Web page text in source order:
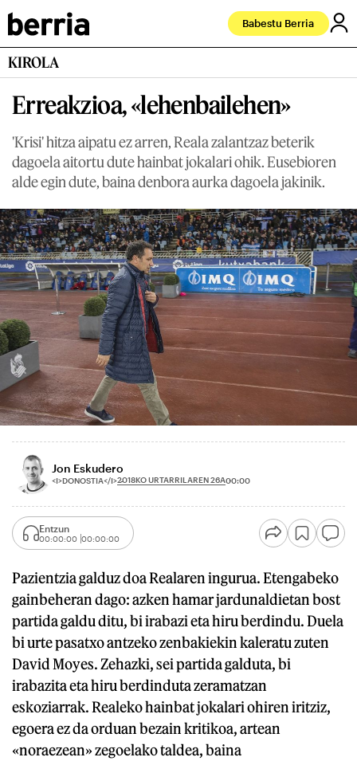
Babestu Berria
KIROLA
Erreakzioa, «lehenbailehen»
'Krisi' hitza aipatu ez arren, Reala zalantzaz beterik
dagoela aitortu dute hainbat jokalari ohik. Eusebioren
alde egin dute, baina denbora aurka dagoela jakinik.
Jon Eskudero
<I>DONOSTIA</I>2018KO URTARRILAREN 26A00:00
Entzun
00:00:00 00:00:00
Pazientzia galduz doa Realaren ingurua. Etengabeko
gainbeheran dago: azken hamar jardunaldietan bost
partida galdu ditu, bi irabazi eta hiru berdindu. Duela
bi urte pasatxo antzeko zenbakiekin kaleratu zuten
David Moyes. Zehazki, sei partida galduta, bi
irabazita eta hiru berdinduta zeramatzan
eskoziarrak. Realeko hainbat jokalari ohiren iritziz,
egoera ez da orduan bezain kritikoa, artean
«noraezean» zegoelako taldea, baina